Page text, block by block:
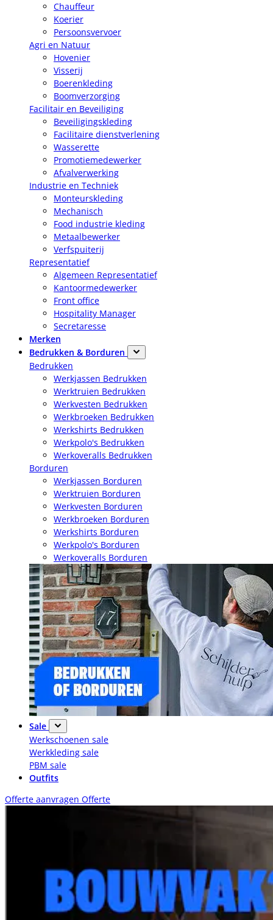
Chauffeur
Koerier
Persoonsvervoer
Agri en Natuur
Hovenier
Visserij
Boerenkleding
Boomverzorging
Facilitair en Beveiliging
Beveiligingskleding
Facilitaire dienstverlening
Wasserette
Promotiemedewerker
Afvalverwerking
Industrie en Techniek
Monteurskleding
Mechanisch
Food industrie kleding
Metaalbewerker
Verfspuiterij
Representatief
Algemeen Representatief
Kantoormedewerker
Front office
Hospitality Manager
Secretaresse
Merken
Bedrukken & Borduren
Bedrukken
Werkjassen Bedrukken
Werktruien Bedrukken
Werkvesten Bedrukken
Werkbroeken Bedrukken
Werkshirts Bedrukken
Werkpolo's Bedrukken
Werkoveralls Bedrukken
Borduren
Werkjassen Borduren
Werktruien Borduren
Werkvesten Borduren
Werkbroeken Borduren
Werkshirts Borduren
Werkpolo's Borduren
Werkoveralls Borduren
Sale
Werkschoenen sale
Werkkleding sale
PBM sale
Outfits
Offerte aanvragen Offerte